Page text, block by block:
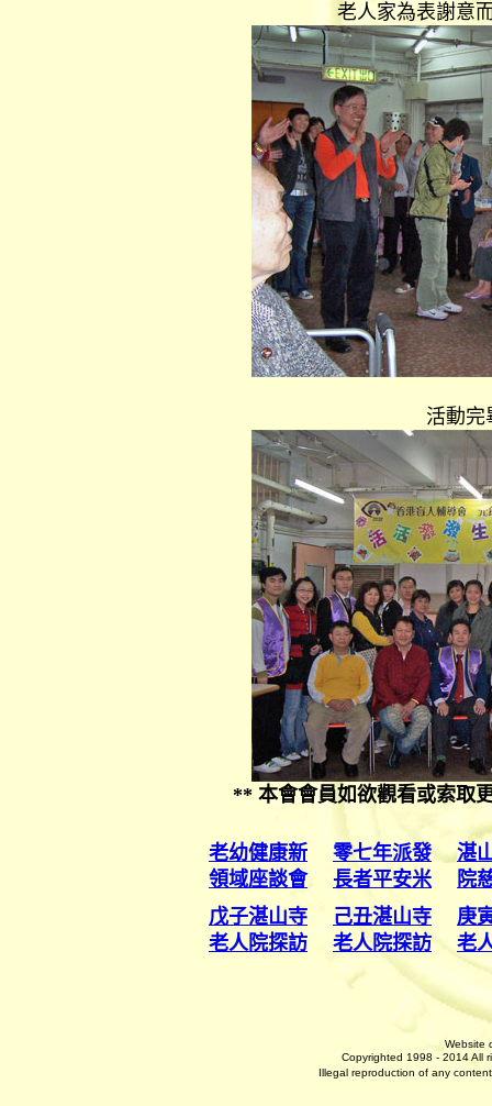
老人家為表謝意
活動完
** 本會會員如欲觀看或索取
老幼健康新
領域座談會
零七年派發
長者平安米
湛
院
戊子湛山寺
老人院探訪
己丑湛山寺
老人院探訪
庚
老
Website
Copyrighted 1998 - 2014 All
Illegal reproduction of any